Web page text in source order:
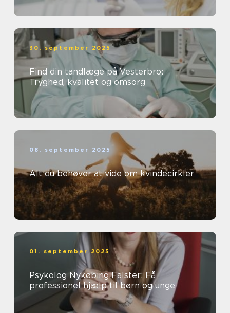
30. september 2025
Find din tandlæge på Vesterbro:
Tryghed, kvalitet og omsorg
08. september 2025
Alt du behøver at vide om kvindecirkler
01. september 2025
Psykolog Nykøbing Falster: Få
professionel hjælp til børn og unge